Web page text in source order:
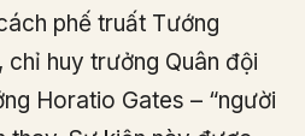
phế truất Tướng
chỉ huy trưởng Quân đội
Horatio Gates – “người